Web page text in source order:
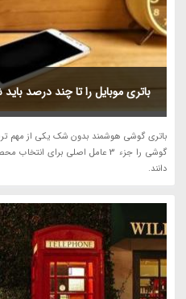
باتری موبایل را تا چند درصد باید
باتری گوشی هوشمند بدون شک یکی از مهم
گوشی را جزء 3 عامل اصلی برای
دانند.